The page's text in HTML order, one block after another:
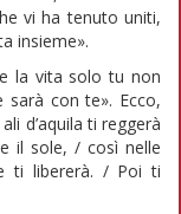
vi ha tenuto uniti,
insieme».
la vita solo tu non
con te». Ecco,
d’aquila ti reggerà
il sole, / così nelle
ti libererà. / Poi ti